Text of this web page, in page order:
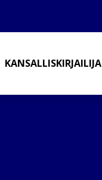
KANSALLISKIRJAILIJA